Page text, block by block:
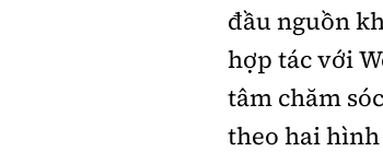
đầu nguồn
hợp tác với
tâm chăm
theo hai